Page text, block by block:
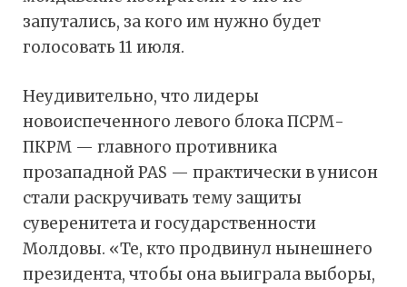
запутались, за кого им нужно будет
голосовать 11 июля.
Неудивительно, что лидеры
новоиспеченного левого блока ПСРМ-
ПКРМ — главного противника
прозападной PAS — практически в унисон
стали раскручивать тему защиты
суверенитета и государственности
Молдовы. «Те, кто продвинул нынешнего
президента, чтобы она выиграла выборы,